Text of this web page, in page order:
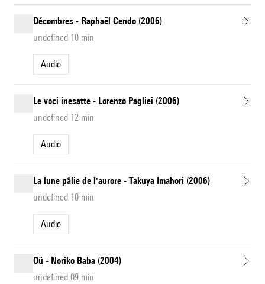
Décombres - Raphaël Cendo (2006)
undefined 10 min
Audio
Le voci inesatte - Lorenzo Pagliei (2006)
undefined 12 min
Audio
La lune pâlie de l'aurore - Takuya Imahori (2006)
undefined 10 min
Audio
Oü - Noriko Baba (2004)
undefined 09 min